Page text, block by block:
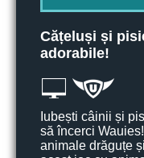
Cățeluși și
adorabile!
Iubești câinii și
să încerci
animale drăguțe